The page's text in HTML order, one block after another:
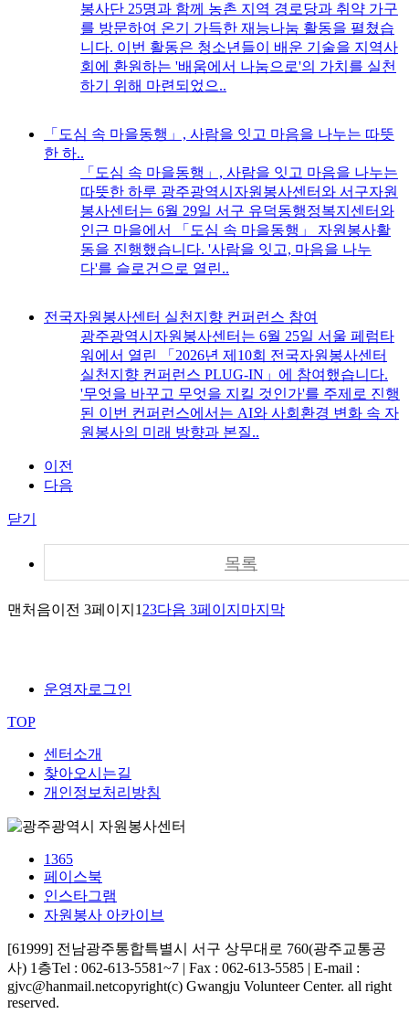
봉사단 25명과 함께 농촌 지역 경로당과 취약 가구
를 방문하여 온기 가득한 재능나눔 활동을 펼쳤습
니다. 이번 활동은 청소년들이 배운 기술을 지역사
회에 환원하는 '배움에서 나눔으로'의 가치를 실천
하기 위해 마련되었으..
「도심 속 마을동행」, 사람을 잇고 마음을 나누는 따뜻
한 하..
「도심 속 마을동행」, 사람을 잇고 마음을 나누는
따뜻한 하루 광주광역시자원봉사센터와 서구자원
봉사센터는 6월 29일 서구 유덕동행정복지센터와
인근 마을에서 「도심 속 마을동행」 자원봉사활
동을 진행했습니다. '사람을 잇고, 마음을 나누
다'를 슬로건으로 열린..
전국자원봉사센터 실천지향 컨퍼런스 참여
광주광역시자원봉사센터는 6월 25일 서울 페럼타
워에서 열린 「2026년 제10회 전국자원봉사센터
실천지향 컨퍼런스 PLUG-IN」에 참여했습니다.
'무엇을 바꾸고 무엇을 지킬 것인가'를 주제로 진행
된 이번 컨퍼런스에서는 AI와 사회환경 변화 속 자
원봉사의 미래 방향과 본질..
이전
다음
닫기
목록
맨처음이전 3페이지 1 23다음 3페이지 마지막
운영자로그인
TOP
센터소개
찾아오시는길
개인정보처리방침
1365
페이스북
인스타그램
자원봉사 아카이브
[61999] 전남광주통합특별시 서구 상무대로 760(광주교통공
사) 1층Tel : 062-613-5581~7 | Fax : 062-613-5585 | E-mail :
gjvc@hanmail.netcopyright(c) Gwangju Volunteer Center. all right
reserved.